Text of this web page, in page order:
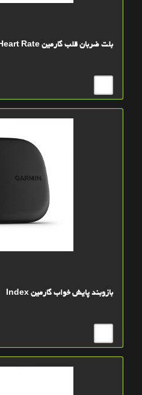
بلت ضربان قلب گارمین Garmin Premium Heart Rate
بازوبند پایش خواب گارمین Index